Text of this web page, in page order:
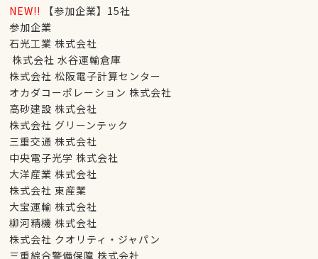
NEW!!
【参加企業】15社
参加企業
石光工業 株式会社
株式会社 水谷運輸倉庫
株式会社 松阪電子計算センター
オカダコーポレーション 株式会社
高砂建設 株式会社
株式会社 グリーンテック
三重交通 株式会社
中央電子光学 株式会社
大洋産業 株式会社
株式会社 東産業
大宝運輸 株式会社
柳河精機 株式会社
株式会社 クオリティ・ジャパン
三重綜合警備保障 株式会社